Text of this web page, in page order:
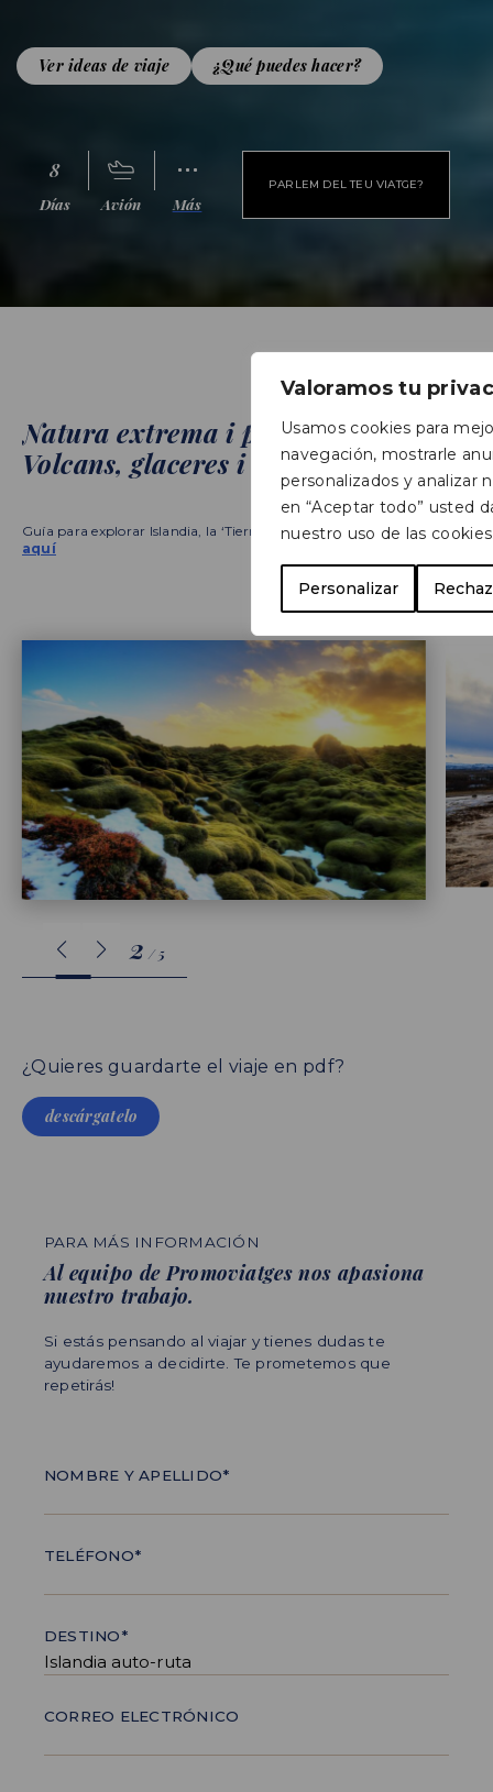
Valoramos tu
Usamos cookies para
navegación, mostrarle
personalizados y analizar
en “Aceptar todo” usted
nuestro uso de las
Personalizar
Ver ideas de viaje ¿Qué puedes hacer?
8
Días Avión Más
PARLEM DEL TEU VIATGE?
Natura extrema i paisatges infinits.
Volcans, glaceres i cascades
Guía para explorar Islandia, la ‘Tierra de Hielo y Fuego’,
aquí
3 /5
¿Quieres guardarte el viaje en pdf?
descárgatelo
PARA MÁS INFORMACIÓN
Al equipo de Promoviatges nos apasiona
nuestro trabajo.
Si estás pensando al viajar y tienes dudas te
ayudaremos a decidirte. Te prometemos que
repetirás!
NOMBRE Y APELLIDO*
TELÉFONO*
DESTINO*
CORREO ELECTRÓNICO